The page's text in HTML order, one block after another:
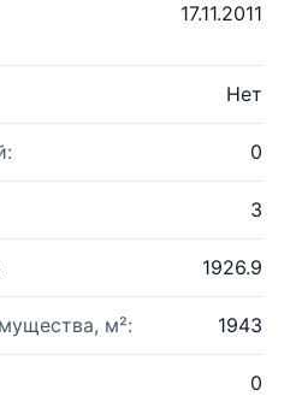
17.11.2011
Нет
0
3
1926.9
м²: 1943
0